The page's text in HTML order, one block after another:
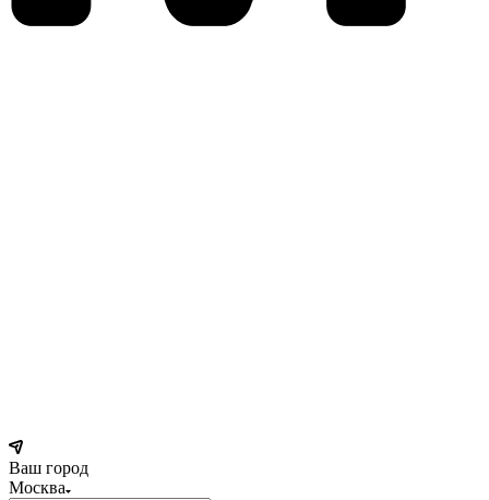
Ваш город
Москва